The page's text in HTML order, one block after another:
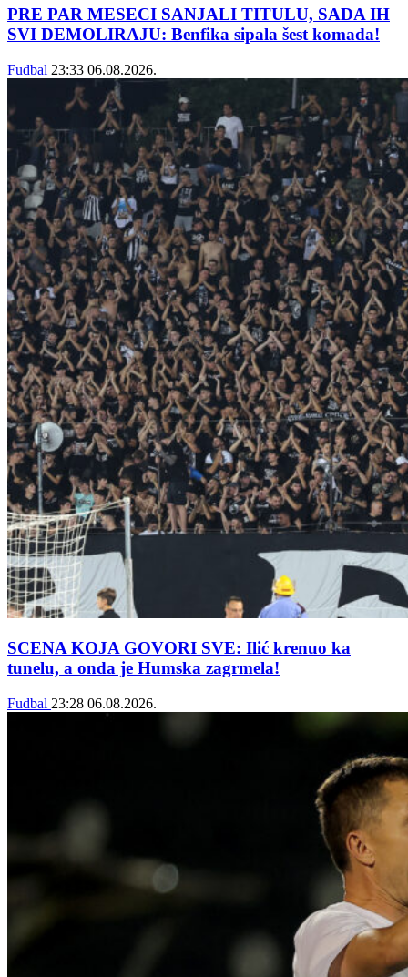
PRE PAR MESECI SANJALI TITULU, SADA IH
SVI DEMOLIRAJU: Benfika sipala šest komada!
Fudbal 23:33 06.08.2026.
SCENA KOJA GOVORI SVE: Ilić krenuo ka
tunelu, a onda je Humska zagrmela!
Fudbal 23:28 06.08.2026.